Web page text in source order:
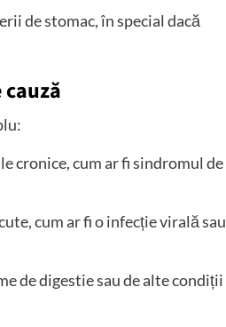
de stomac, în special dacă
cronice, cum ar fi sindromul de
cum ar fi o infecție virală sau
de digestie sau de alte condiții